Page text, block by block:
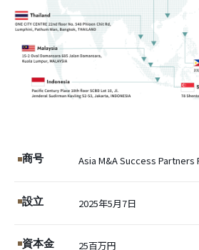
商号 Asia M&A Success Partners
設立 2025年5月7日
資本金 25百万円